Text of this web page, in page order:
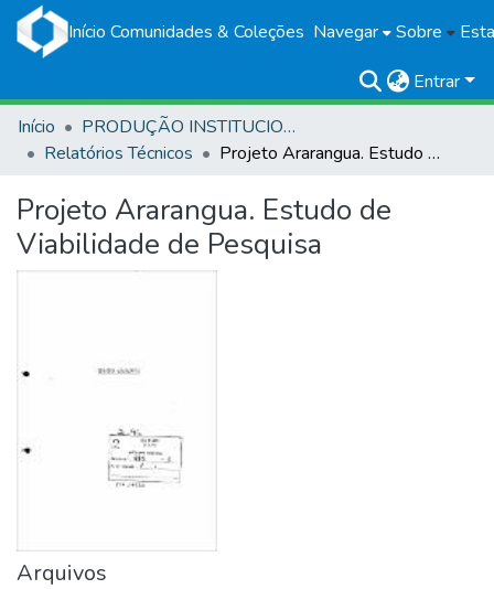
Início Comunidades & Coleções Navegar Sobre
Entrar
Início
PRODUÇÃO INSTITUCIONAL
Relatórios Técnicos
Projeto Ararangua. Estudo de Viabilidade de Pesquisa
Projeto Ararangua. Estudo de
Viabilidade de Pesquisa
Arquivos